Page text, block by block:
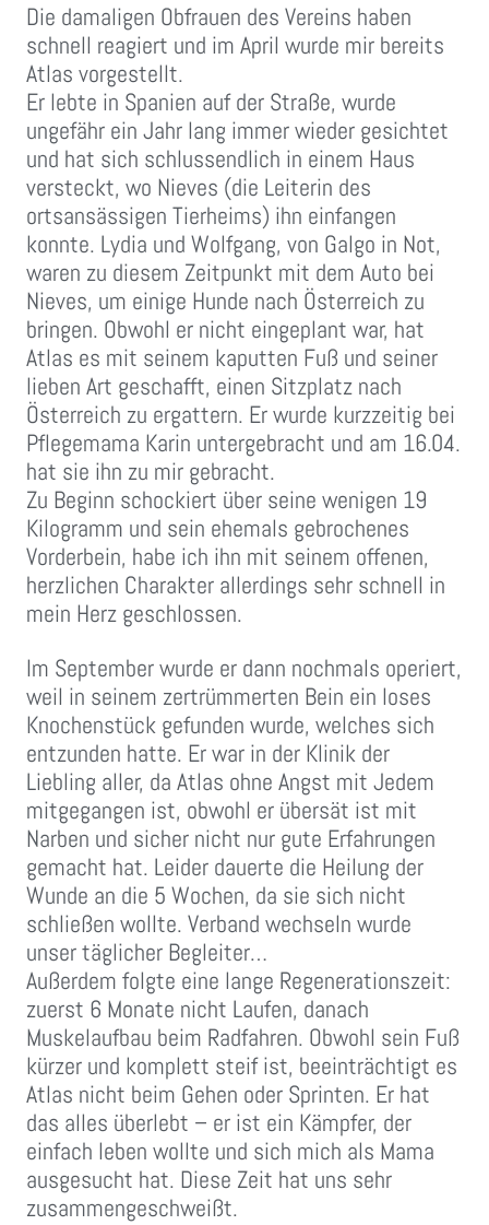
Die damaligen Obfrauen des Vereins haben
schnell reagiert und im April wurde mir bereits
Atlas vorgestellt.
Er lebte in Spanien auf der Straße, wurde
ungefähr ein Jahr lang immer wieder gesichtet
und hat sich schlussendlich in einem Haus
versteckt, wo Nieves (die Leiterin des
ortsansässigen Tierheims) ihn einfangen
konnte. Lydia und Wolfgang, von Galgo in Not,
waren zu diesem Zeitpunkt mit dem Auto bei
Nieves, um einige Hunde nach Österreich zu
bringen. Obwohl er nicht eingeplant war, hat
Atlas es mit seinem kaputten Fuß und seiner
lieben Art geschafft, einen Sitzplatz nach
Österreich zu ergattern. Er wurde kurzzeitig bei
Pflegemama Karin untergebracht und am 16.04.
hat sie ihn zu mir gebracht.
Zu Beginn schockiert über seine wenigen 19
Kilogramm und sein ehemals gebrochenes
Vorderbein, habe ich ihn mit seinem offenen,
herzlichen Charakter allerdings sehr schnell in
mein Herz geschlossen.
Im September wurde er dann nochmals operiert,
weil in seinem zertrümmerten Bein ein loses
Knochenstück gefunden wurde, welches sich
entzunden hatte. Er war in der Klinik der
Liebling aller, da Atlas ohne Angst mit Jedem
mitgegangen ist, obwohl er übersät ist mit
Narben und sicher nicht nur gute Erfahrungen
gemacht hat. Leider dauerte die Heilung der
Wunde an die 5 Wochen, da sie sich nicht
schließen wollte. Verband wechseln wurde
unser täglicher Begleiter…
Außerdem folgte eine lange Regenerationszeit:
zuerst 6 Monate nicht Laufen, danach
Muskelaufbau beim Radfahren. Obwohl sein Fuß
kürzer und komplett steif ist, beeinträchtigt es
Atlas nicht beim Gehen oder Sprinten. Er hat
das alles überlebt – er ist ein Kämpfer, der
einfach leben wollte und sich mich als Mama
ausgesucht hat. Diese Zeit hat uns sehr
zusammengeschweißt.